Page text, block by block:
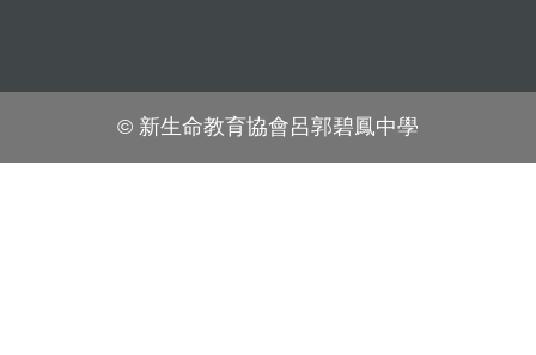
© 新生命教育協會呂郭碧鳳中學